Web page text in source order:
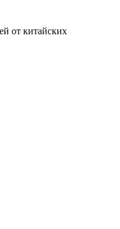
от китайских